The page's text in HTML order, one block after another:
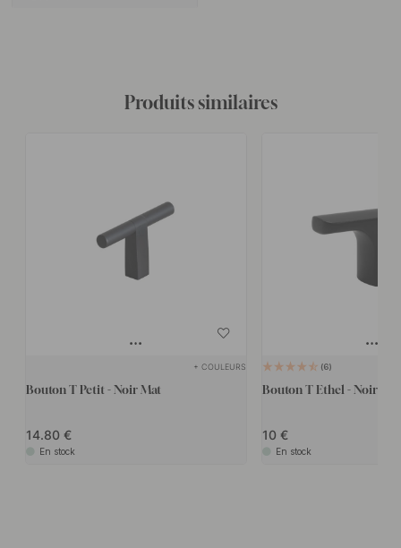
Produits similaires
+ COULEURS
Bouton T Petit - Noir Mat
14.80
En stock
6
Bouton T Ethel - Noir Mat
10
En stock